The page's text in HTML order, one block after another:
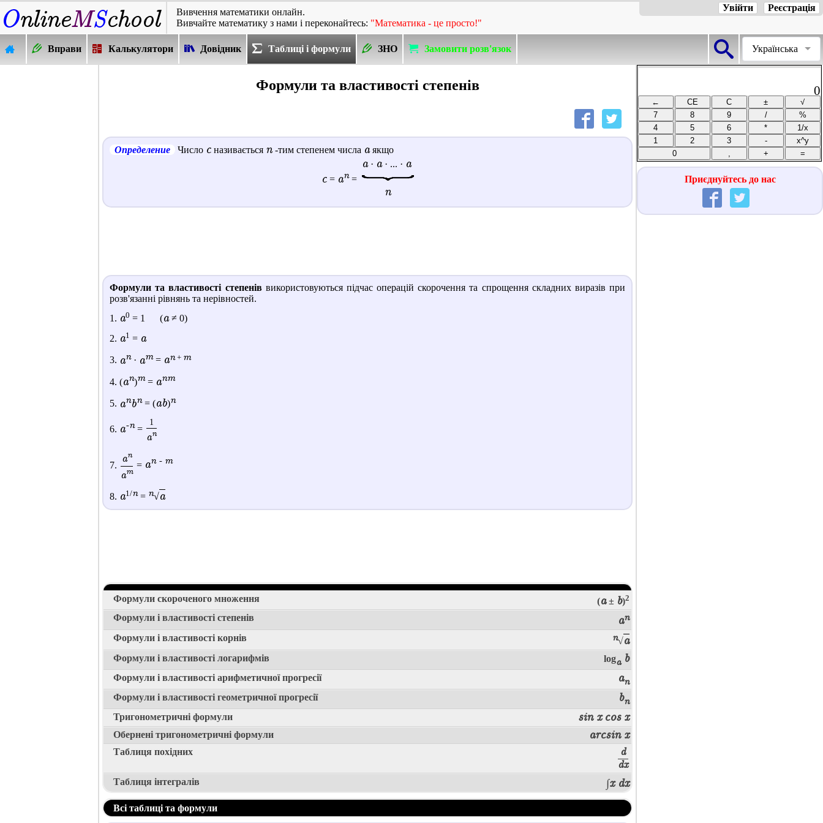
Вивчення математики онлайн.
Вивчайте математику з нами і переконайтесь: "Математика - це просто!"
Реєстрація
Увійти
Українська
Вправи Калькулятори Довідник Таблиці і формули ЗНО Замовити розв'язок
Формули та властивості степенів
Определение Число c називається n-тим степенем числа aякщо
c= an=
a· a· ... · a
n
Формули та властивості степеніввикористовуються підчас операцій скорочення та спрощення складних виразів при
розв'язанні рівнянь та нерівностей.
1. a0 = 1 (a≠ 0)
2. a1 = a
3. an· am= an+ m
4. (an)m= anm
5. anbn= (ab)n
6. a-n=
1
an
7. an
am
= an - m
8. a1/n= n√a
Формули скороченого множення (a± b)2
Формули і властивості степенів an
Формули і властивості корнів
n√a
Формули і властивості логарифмів logab
Формули і властивості арифметичної прогресії an
Формули і властивості геометричної прогресії
bn
Тригонометричні формули
sin x cos x
Обернені тригонометричні формули arcsin x
Таблиця похідних
d
dx
Таблиця інтегралів ∫x dx
Всі таблиці та формули
0
Приєднуйтесь до нас